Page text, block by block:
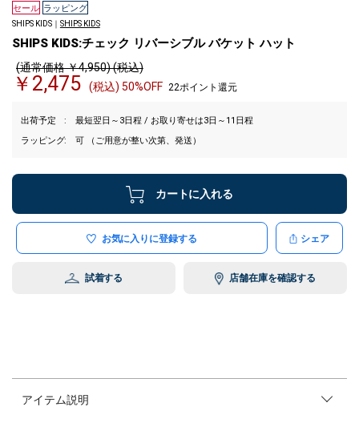
セール ラッピング
SHIPS KIDS｜ SHIPS KIDS
SHIPS KIDS:チェック リバーシブル バケット ハット
(通常価格 ￥4,950) (税込)
￥2,475 (税込) 50%OFF 22ポイント還元
出荷予定
最短翌日～3日程 / お取り寄せは3日～11日程
ラッピング
可 （ご用意が整い次第、発送）
カートに入れる
お気に入りに登録する シェア
試着する 店舗在庫を確認する
アイテム説明